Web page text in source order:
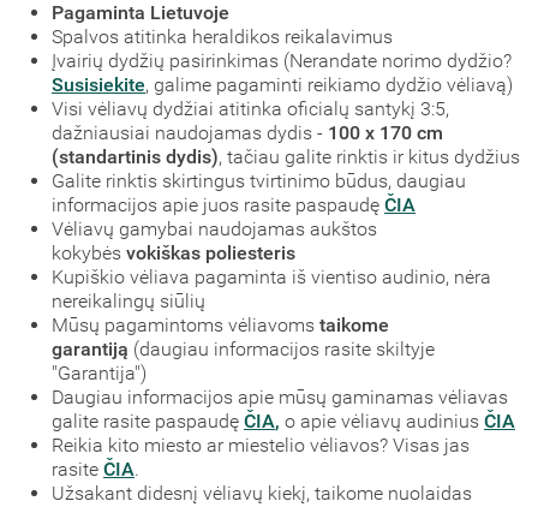
Pagaminta Lietuvoje
Spalvos atitinka heraldikos reikalavimus
Įvairių dydžių pasirinkimas (Nerandate norimo dydžio?
Susisiekite, galime pagaminti reikiamo dydžio vėliavą)
Visi vėliavų dydžiai atitinka oficialų santykį 3:5,
dažniausiai naudojamas dydis - 100 x 170 cm
(standartinis dydis), tačiau galite rinktis ir kitus dydžius
Galite rinktis skirtingus tvirtinimo būdus, daugiau
informacijos apie juos rasite paspaudę ČIA
Vėliavų gamybai naudojamas aukštos
kokybės vokiškas poliesteris
Kupiškio vėliava pagaminta iš vientiso audinio, nėra
nereikalingų siūlių
Mūsų pagamintoms vėliavoms taikome
garantiją (daugiau informacijos rasite skiltyje
"Garantija")
Daugiau informacijos apie mūsų gaminamas vėliavas
galite rasite paspaudę ČIA, o apie vėliavų audinius ČIA
Reikia kito miesto ar miestelio vėliavos? Visas jas
rasite ČIA.
Užsakant didesnį vėliavų kiekį, taikome nuolaidas